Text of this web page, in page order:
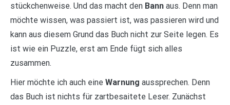
stückchenweise. Und das macht den Bann aus. Denn man
möchte wissen, was passiert ist, was passieren wird und
kann aus diesem Grund das Buch nicht zur Seite legen. Es
ist wie ein Puzzle, erst am Ende fügt sich alles
zusammen.
Hier möchte ich auch eine Warnung aussprechen. Denn
das Buch ist nichts für zartbesaitete Leser. Zunächst